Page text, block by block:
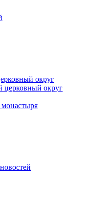
округ
церковный округ